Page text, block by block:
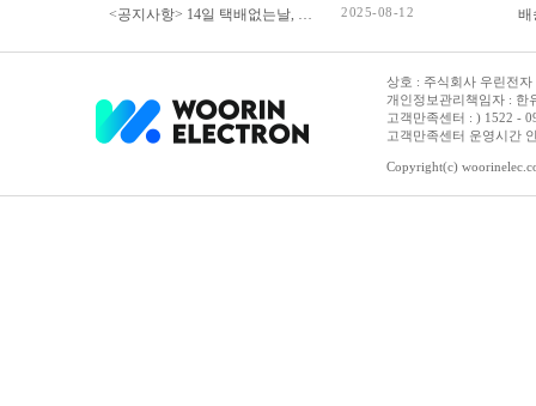
<공지사항> 14일 택배없는날, 광복절 휴무 배송 안내 2025-08-12
상호 : 주식회사 우린전
개인정보관리책임자 : 한
고객만족센터 : ) 1522 -
고객만족센터 운영시간
Copyright(c)